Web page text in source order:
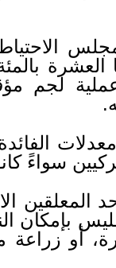
العشرة
لجم
سواءً
فليس
أو زراعة